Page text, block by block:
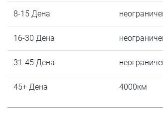
8-15 Дена
16-30 Дена
31-45 Дена
45+ Дена 4000км